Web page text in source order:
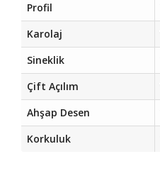
Profil
Karolaj
Sineklik
Çift Açılım
Ahşap Desen
Korkuluk